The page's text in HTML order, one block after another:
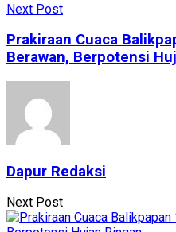
Next Post
Prakiraan Cuaca
Berawan, Berpotensi
Dapur Redaksi
Next Post